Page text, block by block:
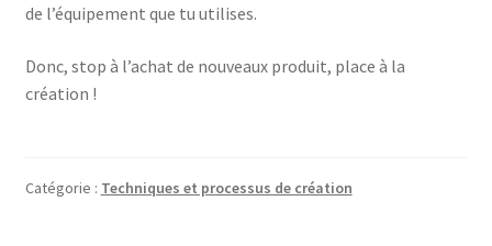
de l’équipement que tu utilises.
Donc, stop à l’achat de nouveaux produit, place à la
création !
Catégorie : Techniques et processus de création